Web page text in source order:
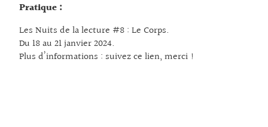
Pratique :
Les Nuits de la lecture #8 : Le Corps.
Du 18 au 21 janvier 2024.
Plus d’informations : suivez ce lien, merci !